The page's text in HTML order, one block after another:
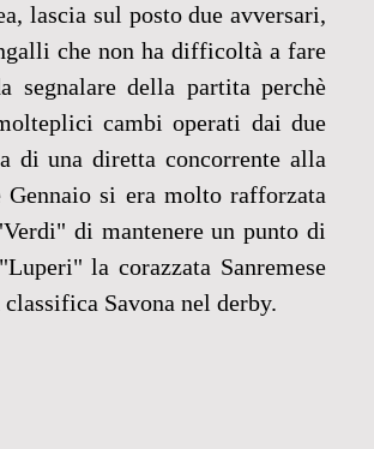
lascia sul posto due avversari,
che non ha difficoltà a fare
della partita perchè
cambi operati dai due
di una diretta concorrente alla
si era molto rafforzata
di mantenere un punto di
la corazzata Sanremese
Savona nel derby.